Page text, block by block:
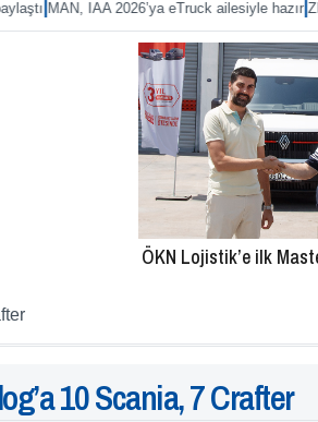
2026’ya eTruck ailesiyle hazır|ZF’den
ÖKN Lojistik’e ilk
10 Scania, 7 Crafter